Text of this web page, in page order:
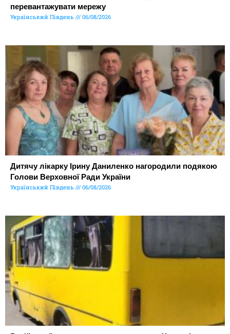
перевантажувати мережу
Український Південь 06/08/2026
Дитячу лікарку Ірину Даниленко нагородили подякою
Голови Верховної Ради України
Український Південь 06/08/2026